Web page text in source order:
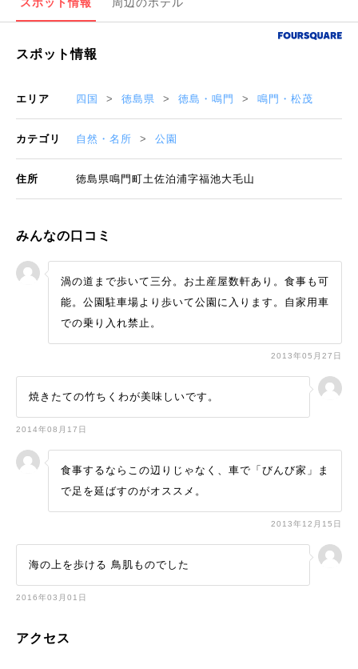
スポット情報
エリア 四国 徳島県 徳島・鳴門 鳴門・松茂
カテゴリ 自然・名所 公園
住所 徳島県鳴門町土佐泊浦字福池大毛山
みんなの口コミ
渦の道まで歩いて三分。お土産屋数軒あり。食事も可
能。公園駐車場より歩いて公園に入ります。自家用車
での乗り入れ禁止。
2013年05月27日
焼きたての竹ちくわが美味しいです。
2014年08月17日
食事するならこの辺りじゃなく、車で「びんび家」ま
で足を延ばすのがオススメ。
2013年12月15日
海の上を歩ける 鳥肌ものでした
2016年03月01日
アクセス